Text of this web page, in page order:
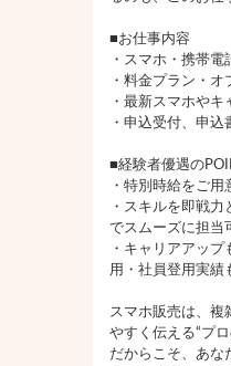
■お仕事内容
・スマホ・携帯
・料金プラン・
・最新スマホやキ
・申込受付、申
■経験者優遇の
・特別時給をご用
・スキルを即戦
でスムーズに担当
・キャリアアッ
用・社員登用実績
スマホ販売は、複
やすく伝える“プロ
だからこそ、あな